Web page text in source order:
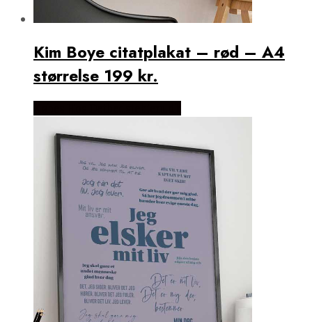
Kim Boye citatplakat – rød – A4
størrelse 199 kr.